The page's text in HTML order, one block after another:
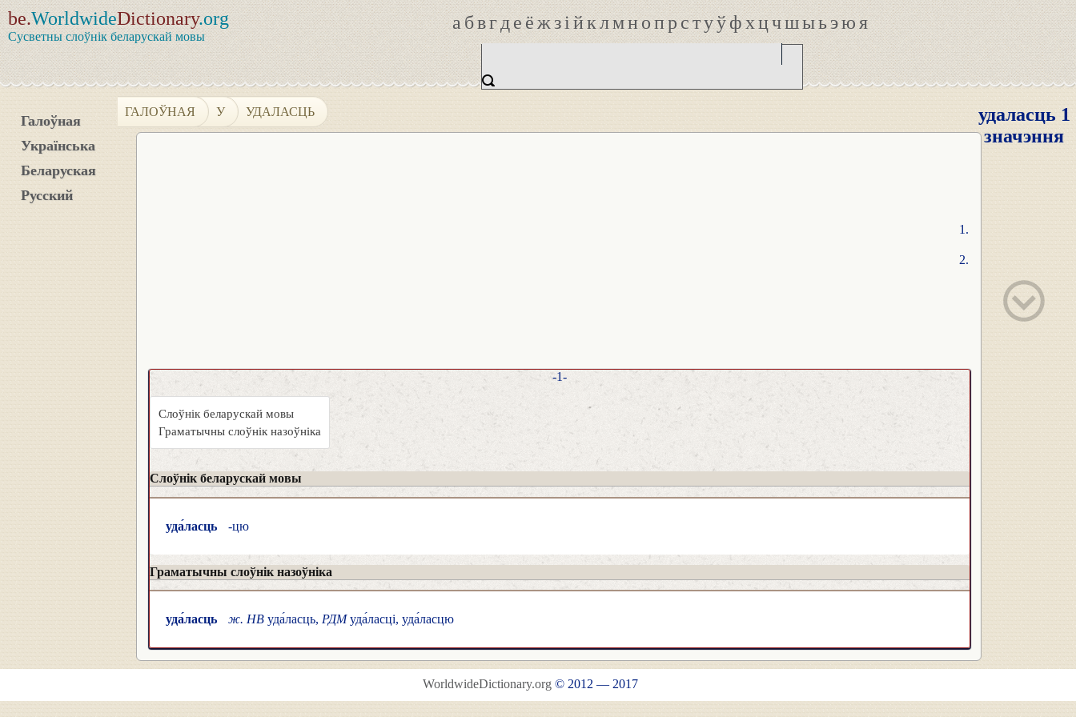
be.WorldwideDictionary.org
Сусветны слоўнік беларускай мовы
абвгдеёжзійклмнопрстуўфхцчшыьэюя
Галоўная
Українська
Беларуская
Русский
ГАЛОЎНАЯ У УДАЛАСЦЬ
удаласць 1
значэння
-1-
Слоўнік беларускай мовы
Граматычны слоўнік назоўніка
Слоўнік беларускай мовы
уда́ласць -цю
Граматычны слоўнік назоўніка
уда́ласць ж. НВ уда́ласць, РДМуда́ласці, уда́ласцю
WorldwideDictionary.org© 2012 — 2017